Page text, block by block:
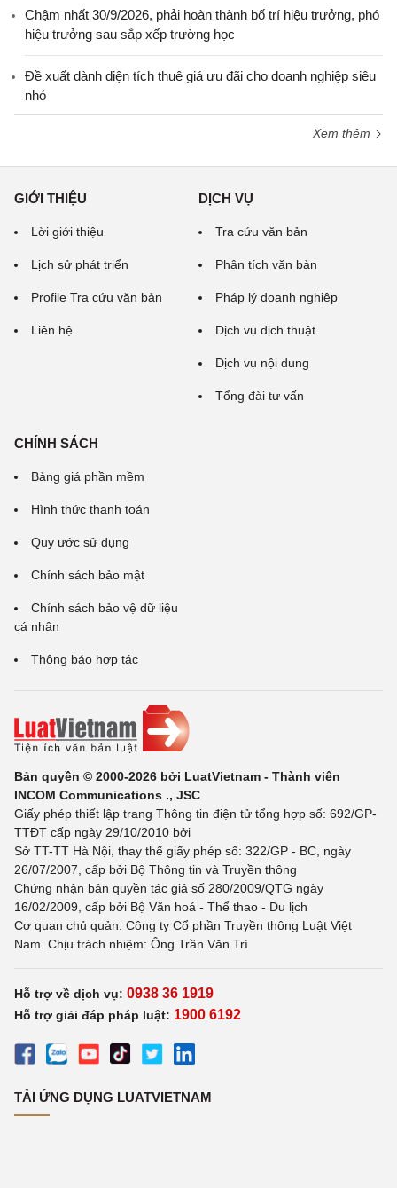
Chậm nhất 30/9/2026, phải hoàn thành bố trí hiệu trưởng, phó
hiệu trưởng sau sắp xếp trường học
Đề xuất dành diện tích thuê giá ưu đãi cho doanh nghiệp siêu
nhỏ
Xem thêm
GIỚI THIỆU
Lời giới thiệu
Lịch sử phát triển
Profile Tra cứu văn bản
Liên hệ
DỊCH VỤ
Tra cứu văn bản
Phân tích văn bản
Pháp lý doanh nghiệp
Dịch vụ dịch thuật
Dịch vụ nội dung
Tổng đài tư vấn
CHÍNH SÁCH
Bảng giá phần mềm
Hình thức thanh toán
Quy ước sử dụng
Chính sách bảo mật
Chính sách bảo vệ dữ liệu
cá nhân
Thông báo hợp tác
Bản quyền © 2000-2026 bởi LuatVietnam - Thành viên
INCOM Communications ., JSC
Giấy phép thiết lập trang Thông tin điện tử tổng hợp số: 692/GP-
TTĐT cấp ngày 29/10/2010 bởi
Sở TT-TT Hà Nội, thay thế giấy phép số: 322/GP - BC, ngày
26/07/2007, cấp bởi Bộ Thông tin và Truyền thông
Chứng nhận bản quyền tác giả số 280/2009/QTG ngày
16/02/2009, cấp bởi Bộ Văn hoá - Thể thao - Du lịch
Cơ quan chủ quản: Công ty Cổ phần Truyền thông Luật Việt
Nam. Chịu trách nhiệm: Ông Trần Văn Trí
Hỗ trợ về dịch vụ: 0938 36 1919
Hỗ trợ giải đáp pháp luật: 1900 6192
TẢI ỨNG DỤNG LUATVIETNAM